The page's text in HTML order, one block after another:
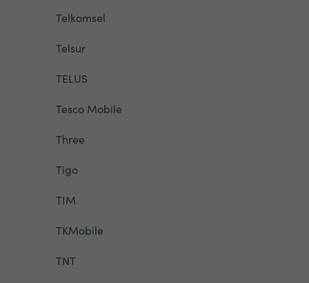
Telkomsel
Telsur
TELUS
Tesco Mobile
Three
Tigo
TIM
TKMobile
TNT